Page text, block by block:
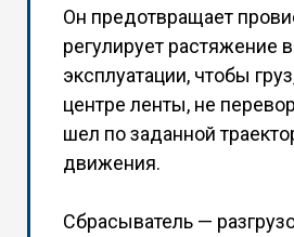
Он предотвращает
регулирует растяжение в
эксплуатации, чтобы
центре ленты, не
шел по заданной
движения.
Сбрасыватель —